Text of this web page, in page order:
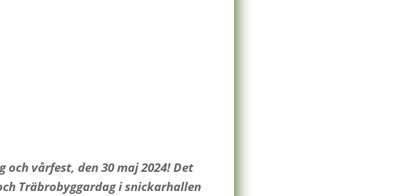
vårfest, den 30 maj 2024! Det
Träbrobyggardag i snickarhallen